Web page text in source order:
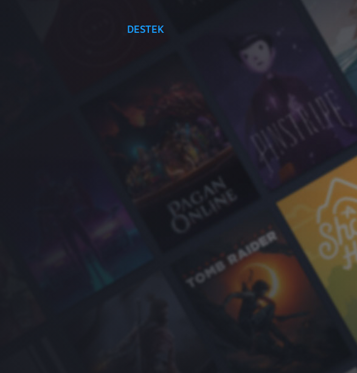
DESTEK